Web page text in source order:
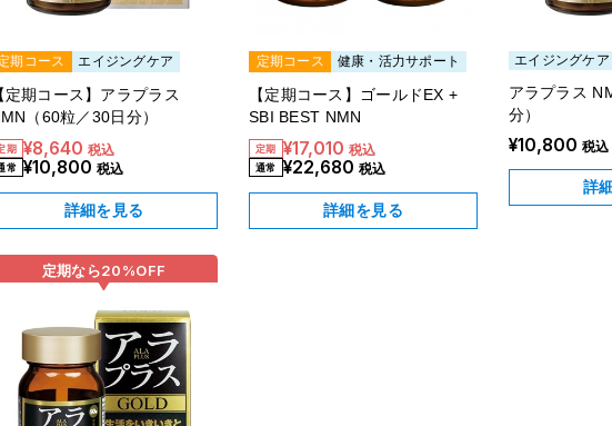
期コース エイジングケア
定期コース】アラプラス
（60粒／30日分）
¥8,640 税込
¥10,800 税込
詳細を見る
定期コース 健康・活力サポート
【定期コース】ゴールドEX +
SBI BEST NMN
¥17,010 税込
¥22,680 税込
詳細を見る
エイジングケア
アラプラス
分）
¥10,800 税込
詳
定期なら20%OFF